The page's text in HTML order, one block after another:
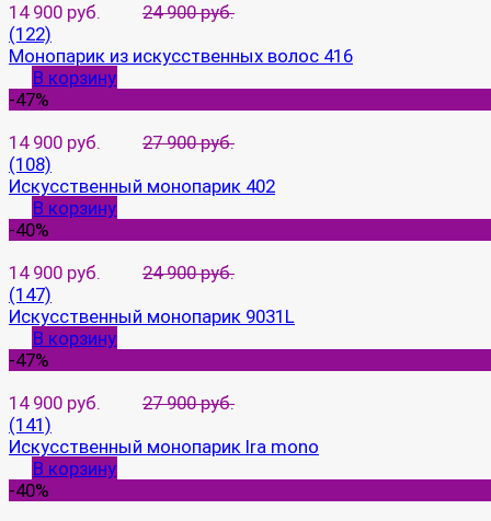
14 900 руб.
24 900 руб.
(122)
Монопарик из искусственных волос 416
В корзину
-47%
14 900 руб.
27 900 руб.
(108)
Искусственный монопарик 402
В корзину
-40%
14 900 руб.
24 900 руб.
(147)
Искусственный монопарик 9031L
В корзину
-47%
14 900 руб.
27 900 руб.
(141)
Искусственный монопарик Ira mono
В корзину
-40%